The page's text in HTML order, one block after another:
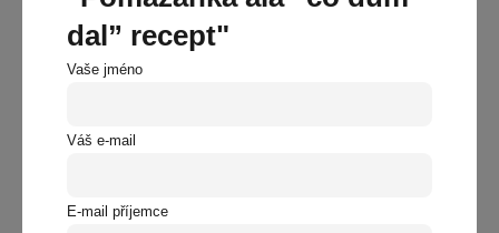
30 minut
13. 07. 2026
Královská pomazánka na jednohubky za 5 minut
chuťovky
dal” recept"
Vaše jméno
Váš e-mail
E-mail příjemce